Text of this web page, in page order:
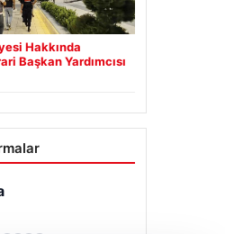
Hakkında
Başkan Yardımcısı